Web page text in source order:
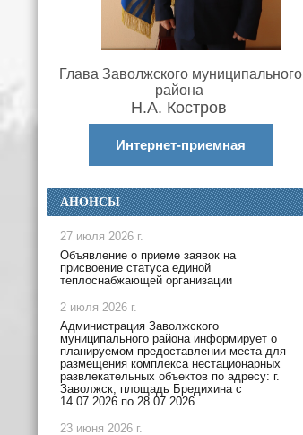
Глава Заволжского муниципального
района
Н.А. Костров
Интернет-приемная
АНОНСЫ
27 июля 2026 г.
Объявление о приеме заявок на
присвоение статуса единой
теплоснабжающей организации
2 июля 2026 г.
Администрация Заволжского
муниципального района информирует о
планируемом предоставлении места для
размещения комплекса нестационарных
развлекательных объектов по адресу: г.
Заволжск, площадь Бредихина с
14.07.2026 по 28.07.2026.
23 июня 2026 г.